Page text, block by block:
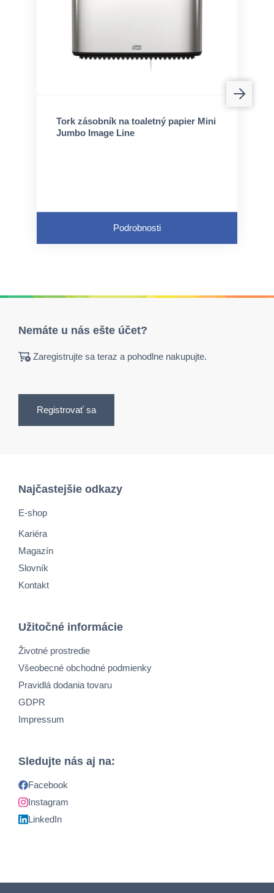
Tork zásobník na toaletný papier Mini
Jumbo Image Line
Podrobnosti
Nemáte u nás ešte účet?
Zaregistrujte sa teraz a pohodlne nakupujte.
Registrovať sa
Najčastejšie odkazy
E-shop
Kariéra
Magazín
Slovník
Kontakt
Užitočné informácie
Životné prostredie
Všeobecné obchodné podmienky
Pravidlá dodania tovaru
GDPR
Impressum
Sledujte nás aj na:
Facebook
Instagram
LinkedIn